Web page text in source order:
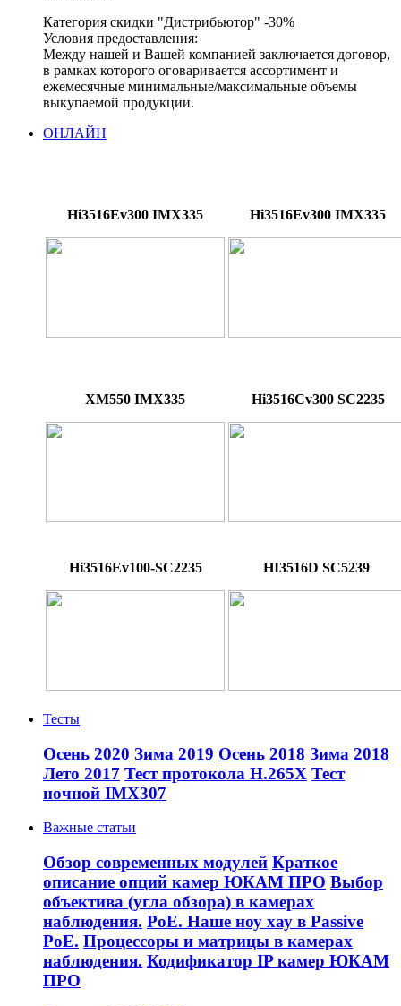
Категория скидки "Дистрибьютор" -30%
Условия предоставления:
Между нашей и Вашей компанией заключается договор,
в рамках которого оговаривается ассортимент и
ежемесячные минимальные/максимальные объемы
выкупаемой продукции.
ОНЛАЙН
Hi3516Ev300 IMX335 Hi3516Ev300 IMX335
XM550 IMX335 Hi3516Cv300 SC2235
Hi3516Ev100-SC2235 HI3516D SC5239
Тесты
Осень 2020 Зима 2019 Осень 2018 Зима 2018
Лето 2017 Тест протокола H.265X Тест
ночной IMX307
Важные статьи
Обзор современных модулей Краткое
описание опций камер ЮКАМ ПРО Выбор
объектива (угла обзора) в камерах
наблюдения. PoE. Наше ноу хау в Passive
PoE. Процессоры и матрицы в камерах
наблюдения. Кодификатор IP камер ЮКАМ
ПРО